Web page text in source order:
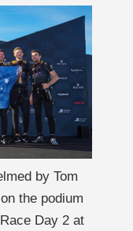
by Tom
the podium
Day 2 at